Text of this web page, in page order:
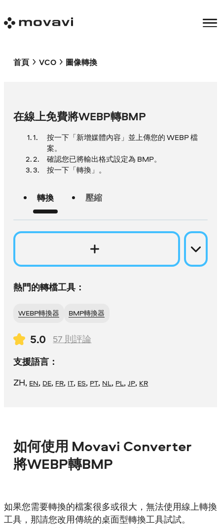
首頁 VCO 圖像轉換
在線上免費將WEBP轉BMP
按一下「新增媒體內容」並上傳您的 WEBP 檔
案。
確認您已將輸出格式設定為 BMP。
按一下「轉換」。
轉換 壓縮
熱門的轉檔工具：
WEBP轉換器 BMP轉換器
5.0 57 則評論
支援語言：
ZH, EN, DE, FR, IT, ES, PT, NL, PL,JP, KR
如何使用 Movavi Converter
將WEBP轉BMP
如果您需要轉換的檔案很多或很大，無法使用線上轉換
工具，那請您改用傳統的桌面型轉換工具試試。